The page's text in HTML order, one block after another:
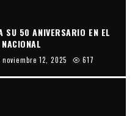
SU 50 ANIVERSARIO EN EL
noviembre 12, 2025 617